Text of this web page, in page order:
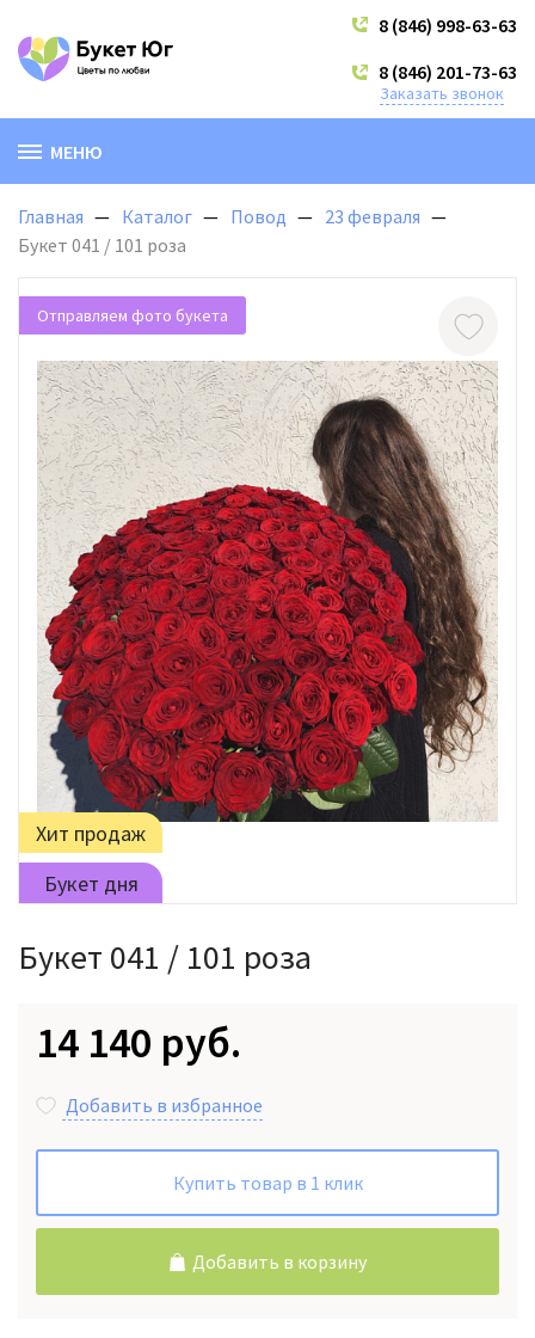
8 (846) 998-63-63
8 (846) 201-73-63
Заказать звонок
МЕНЮ
Главная Каталог Повод
23 февраля
Букет 041 / 101 роза
Отправляем фото букета
Хит продаж
Букет дня
Букет 041 / 101 роза
14 140 руб.
Добавить в избранное
Купить товар в 1 клик
Добавить в корзину